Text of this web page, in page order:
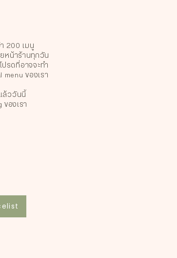
200 เมนู​
ยหน้าร้านทุกวัน
รดที่อาจจะทำ
menu ของเรา
ล้ววันนี้
ของเรา